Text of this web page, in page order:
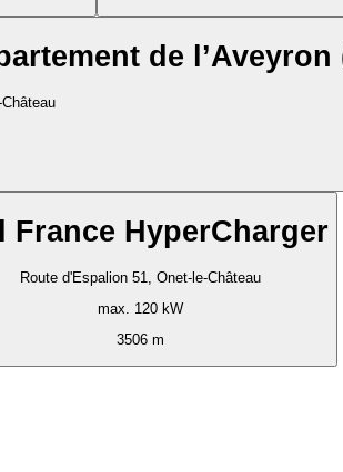
de l’Aveyron
France HyperCharger
Route d'Espalion 51, Onet-le-Château
max. 120 kW
3506 m